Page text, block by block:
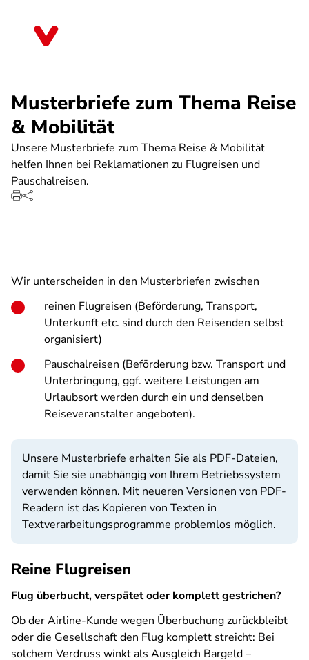
Musterbriefe zum Thema Reise
& Mobilität
Unsere Musterbriefe zum Thema Reise & Mobilität
helfen Ihnen bei Reklamationen zu Flugreisen und
Pauschalreisen.
Wir unterscheiden in den Musterbriefen zwischen
reinen Flugreisen (Beförderung, Transport,
Unterkunft etc. sind durch den Reisenden selbst
organisiert)
Pauschalreisen (Beförderung bzw. Transport und
Unterbringung, ggf. weitere Leistungen am
Urlaubsort werden durch ein und denselben
Reiseveranstalter angeboten).
Unsere Musterbriefe erhalten Sie als PDF-Dateien,
damit Sie sie unabhängig von Ihrem Betriebssystem
verwenden können. Mit neueren Versionen von PDF-
Readern ist das Kopieren von Texten in
Textverarbeitungsprogramme problemlos möglich.
Reine Flugreisen
Flug überbucht, verspätet oder komplett gestrichen?
Ob der Airline-Kunde wegen Überbuchung zurückbleibt
oder die Gesellschaft den Flug komplett streicht: Bei
solchem Verdruss winkt als Ausgleich Bargeld –